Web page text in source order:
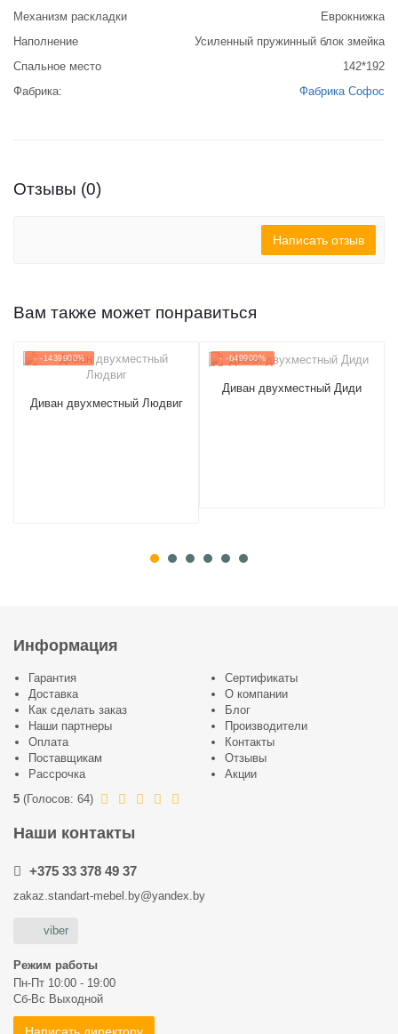
Механизм раскладки
Еврокнижка
Наполнение
Усиленный пружинный блок змейка
Спальное место
142*192
Фабрика:
Фабрика Софос
Отзывы (0)
Написать отзыв
Вам также может понравиться
- -1439900%
Диван двухместный Людвиг
- -649900%
Диван двухместный Диди
Информация
Гарантия
Доставка
Как сделать заказ
Наши партнеры
Оплата
Поставщикам
Рассрочка
Сертификаты
О компании
Блог
Производители
Контакты
Отзывы
Акции
5 (Голосов: 64)
Наши контакты
+375 33 378 49 37
zakaz.standart-mebel.by@yandex.by
viber
Режим работы
Пн-Пт 10:00 - 19:00
Сб-Вс Выходной